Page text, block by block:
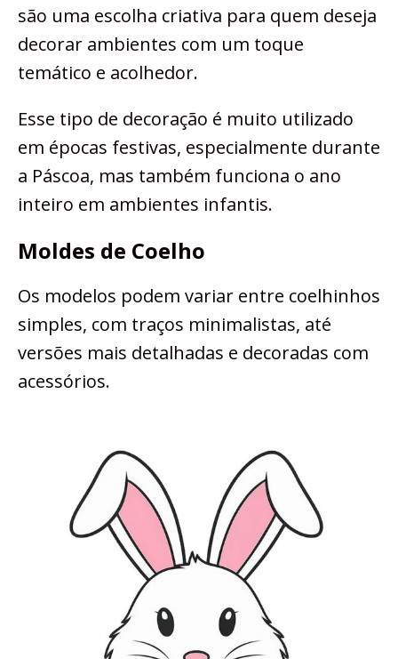
são uma escolha criativa para quem deseja
decorar ambientes com um toque
temático e acolhedor.
Esse tipo de decoração é muito utilizado
em épocas festivas, especialmente durante
a Páscoa, mas também funciona o ano
inteiro em ambientes infantis.
Moldes de Coelho
Os modelos podem variar entre coelhinhos
simples, com traços minimalistas, até
versões mais detalhadas e decoradas com
acessórios.